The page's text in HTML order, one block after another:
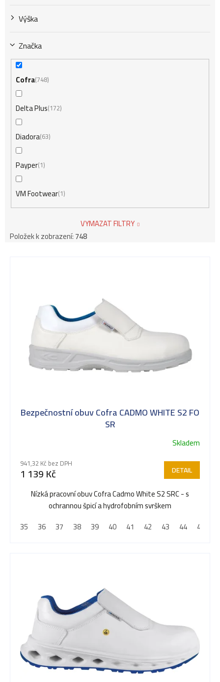
Výška
Značka
Cofra748
Delta Plus 172
Diadora 63
Payper 1
VM Footwear 1
VYMAZAT FILTRY
Položek k zobrazení:748
Bezpečnostní obuv Cofra CADMO WHITE S2 FO
SR
Skladem
941,32 Kč bez DPH
1 139 Kč DETAIL
Nízká pracovní obuv Cofra Cadmo White S2 SRC - s
ochrannou špicí a hydrofobním svrškem
35
36 37 38 39 40 41 42 43 44 45